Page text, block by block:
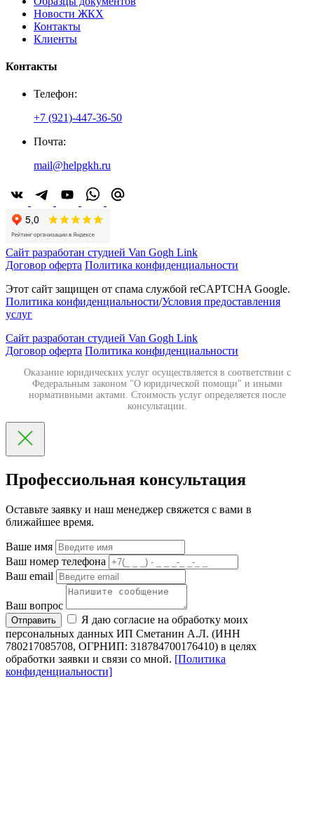
Новости ЖКХ
Контакты
Клиенты
Контакты
Телефон:
+7 (921)-447-36-50
Почта:
mail@helpgkh.ru
Сайт разработан студией Van Gogh Link
Договор оферта Политика конфиденциальности
Этот сайт защищен от спама службой reCAPTCHA Google.
Политика конфиденциальности/Условия предоставления
услуг
Сайт разработан студией Van Gogh Link
Договор оферта Политика конфиденциальности
Оказание юридических услуг осуществляется в соответствии с
Федеральным законом "О юридической помощи" и иными
нормативными актами. Стоимость услуг определяется после
консультации.
Профессиольная консультация
Оставьте заявку и наш менеджер свяжется с вами в
ближайшее время.
Ваше имя
Ваш номер телефона
Ваш email
Ваш вопрос
Отправить
Я даю согласие на обработку моих
персональных данных ИП Сметанин А.Л. (ИНН
780217085708, ОГРНИП: 318784700176410) в целях
обработки заявки и связи со мной. [Политика
конфиденциальности]